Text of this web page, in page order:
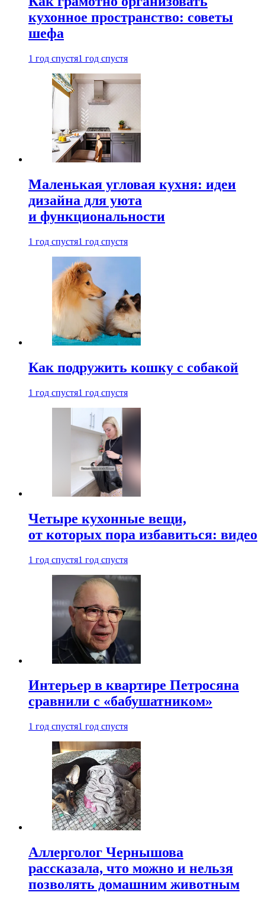
кухонное пространство: советы
шефа
1 год спустя1 год спустя
Маленькая угловая кухня: идеи
дизайна для уюта
и функциональности
1 год спустя1 год спустя
Как подружить кошку с собакой
1 год спустя1 год спустя
Четыре кухонные вещи,
от которых пора избавиться: видео
1 год спустя1 год спустя
Интерьер в квартире Петросяна
сравнили с «бабушатником»
1 год спустя1 год спустя
Аллерголог Чернышова
рассказала, что можно и нельзя
позволять домашним животным